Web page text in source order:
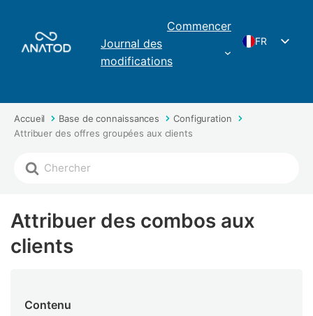
Commencer
Journal des
modifications
FR
Accueil Base de connaissances
Configuration
Attribuer des offres groupées aux clients
Attribuer des combos aux
clients
Contenu